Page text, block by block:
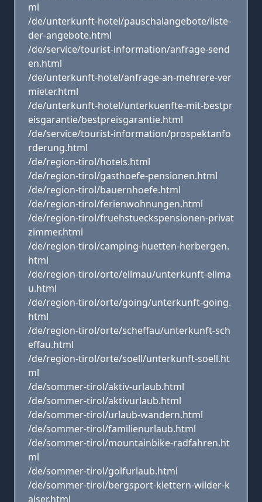
ml
/de/unterkunft-hotel/pauschalangebote/liste-
der-angebote.html
/de/service/tourist-information/anfrage-send
en.html
/de/unterkunft-hotel/anfrage-an-mehrere-ver
mieter.html
/de/unterkunft-hotel/unterkuenfte-mit-bestpr
eisgarantie/bestpreisgarantie.html
/de/service/tourist-information/prospektanfo
rderung.html
/de/region-tirol/hotels.html
/de/region-tirol/gasthoefe-pensionen.html
/de/region-tirol/bauernhoefe.html
/de/region-tirol/ferienwohnungen.html
/de/region-tirol/fruehstueckspensionen-privat
zimmer.html
/de/region-tirol/camping-huetten-herbergen.
html
/de/region-tirol/orte/ellmau/unterkunft-ellma
u.html
/de/region-tirol/orte/going/unterkunft-going.
html
/de/region-tirol/orte/scheffau/unterkunft-sch
effau.html
/de/region-tirol/orte/soell/unterkunft-soell.ht
ml
/de/sommer-tirol/aktiv-urlaub.html
/de/sommer-tirol/aktivurlaub.html
/de/sommer-tirol/urlaub-wandern.html
/de/sommer-tirol/familienurlaub.html
/de/sommer-tirol/mountainbike-radfahren.ht
ml
/de/sommer-tirol/golfurlaub.html
/de/sommer-tirol/bergsport-klettern-wilder-k
aiser.html